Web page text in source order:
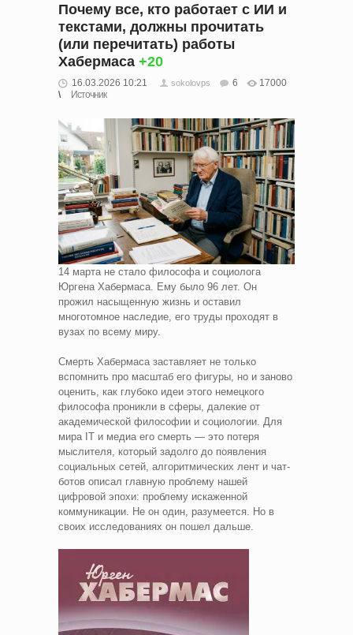
Почему все, кто работает с ИИ и
текстами, должны прочитать
(или перечитать) работы
Хабермаса +20
16.03.2026 10:21 sokolovps 6
17000
Источник
14 марта не стало философа и социолога
Юргена Хабермаса. Ему было 96 лет. Он
прожил насыщенную жизнь и оставил
многотомное наследие, его труды проходят в
вузах по всему миру.
Смерть Хабермаса заставляет не только
вспомнить про масштаб его фигуры, но и заново
оценить, как глубоко идеи этого немецкого
философа проникли в сферы, далекие от
академической философии и социологии. Для
мира IT и медиа его смерть — это потеря
мыслителя, который задолго до появления
социальных сетей, алгоритмических лент и чат-
ботов описал главную проблему нашей
цифровой эпохи: проблему искаженной
коммуникации. Не он один, разумеется. Но в
своих исследованиях он пошел дальше.